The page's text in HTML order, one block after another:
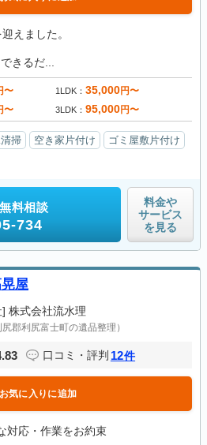
えました。
きるだ...
〜 1LDK 35,000円〜
〜 3LDK 95,000円〜
掃 空き家片付け
ゴミ屋敷片付け
料相談
734
料金や
サービス
を見る
屋
株式会社流水理
尻郡利尻富士町の遺品整理）
口コミ・評判 12件
気に入りに追加
対応・作業をお約束